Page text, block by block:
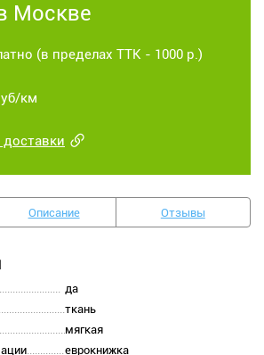
Москве
(в пределах ТТК - 1000 р.)
км
Описание Отзывы
да
ткань
мягкая
еврокнижка